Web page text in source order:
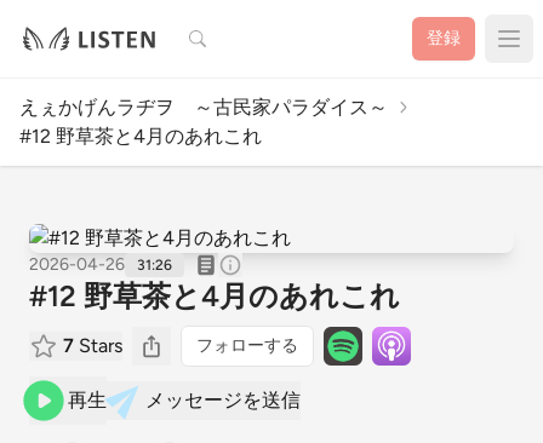
検索 登録
えぇかげんラヂヲ ～古民家パラダイス～
#12 野草茶と4月のあれこれ
2026-04-26 31:26
#12 野草茶と4月のあれこれ
7 Stars フォローする
再生 メッセージを送信